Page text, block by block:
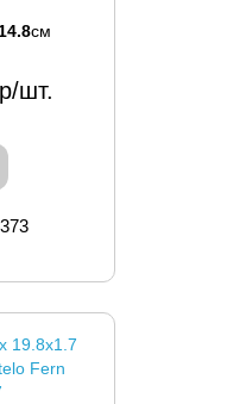
см
р/шт.
19.8x1.7
Fern